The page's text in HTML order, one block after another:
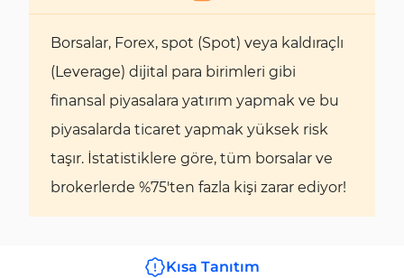
Borsalar, Forex, spot (Spot) veya kaldıraçlı
(Leverage) dijital para birimleri gibi
finansal piyasalara yatırım yapmak ve bu
piyasalarda ticaret yapmak yüksek risk
taşır. İstatistiklere göre, tüm borsalar ve
brokerlerde %75'ten fazla kişi zarar ediyor!
Kısa Tanıtım